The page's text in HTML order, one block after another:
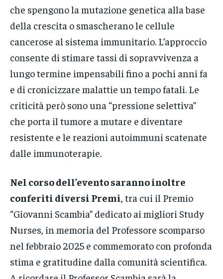
che spengono la mutazione genetica alla base
della crescita o smascherano le cellule
cancerose al sistema immunitario. L’approccio
consente di stimare tassi di sopravvivenza a
lungo termine impensabili fino a pochi anni fa
e di cronicizzare malattie un tempo fatali. Le
criticità però sono una “pressione selettiva”
che porta il tumore a mutare e diventare
resistente e le reazioni autoimmuni scatenate
dalle immunoterapie.
Nel corso dell’evento saranno inoltre
conferiti diversi Premi , tra cui il Premio
“Giovanni Scambia” dedicato ai migliori Study
Nurses, in memoria del Professore scomparso
nel febbraio 2025 e commemorato con profonda
stima e gratitudine dalla comunità scientifica.